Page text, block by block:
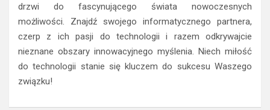
drzwi do fascynującego świata nowoczesnych
możliwości. Znajdź swojego informatycznego partnera,
czerp z ich pasji do technologii i razem odkrywajcie
nieznane obszary innowacyjnego myślenia. Niech miłość
do technologii stanie się kluczem do sukcesu Waszego
związku!